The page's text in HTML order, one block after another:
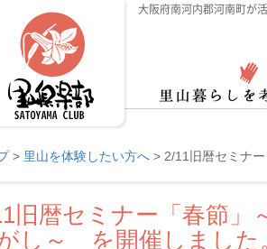
大阪府南河内郡河南町が
> 里山を体験したい方へ > 2/11旧暦セミナ
旧暦セミナー「春節」
し～ を開催しました